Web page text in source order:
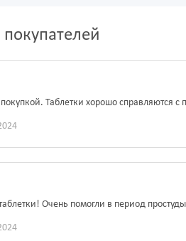
Таблетки хорошо справляются с
Очень помогли в период